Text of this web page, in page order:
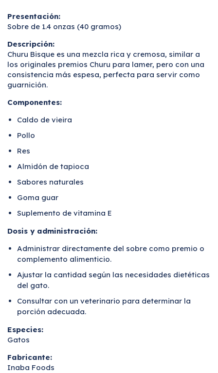
Presentación:
Sobre de 1.4 onzas (40 gramos)
Descripción:
Churu Bisque es una mezcla rica y cremosa, similar a
los originales premios Churu para lamer, pero con una
consistencia más espesa, perfecta para servir como
guarnición.
Componentes:
Caldo de vieira
Pollo
Res
Almidón de tapioca
Sabores naturales
Goma guar
Suplemento de vitamina E
Dosis y administración:
Administrar directamente del sobre como premio o
complemento alimenticio.
Ajustar la cantidad según las necesidades dietéticas
del gato.
Consultar con un veterinario para determinar la
porción adecuada.
Especies:
Gatos
Fabricante:
Inaba Foods